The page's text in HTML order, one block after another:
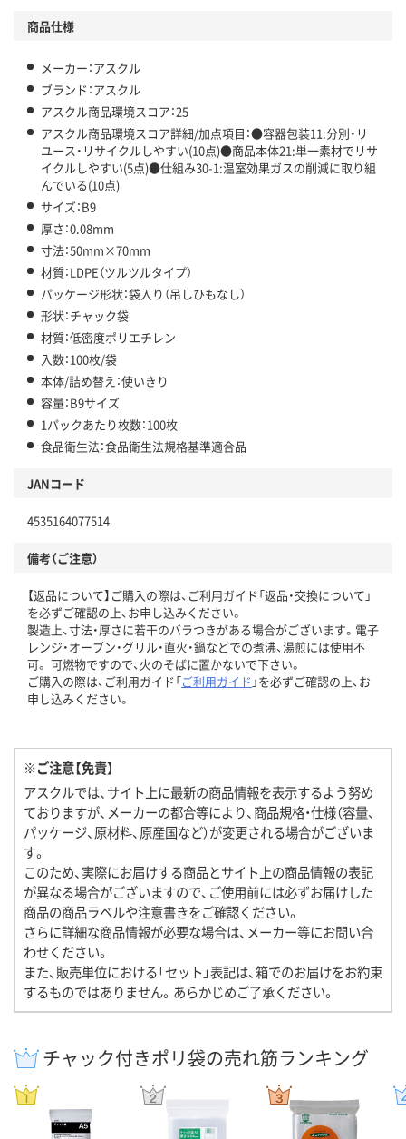
商品仕様
メーカー：アスクル
ブランド：アスクル
アスクル商品環境スコア：25
アスクル商品環境スコア詳細/加点項目：●容器包装11:分別・リ
ユース・リサイクルしやすい(10点)●商品本体21:単一素材でリサ
イクルしやすい(5点)●仕組み30-1:温室効果ガスの削減に取り組
んでいる(10点)
サイズ：B9
厚さ：0.08mm
寸法：50mm×70mm
材質：LDPE（ツルツルタイプ）
パッケージ形状：袋入り（吊しひもなし）
形状：チャック袋
材質：低密度ポリエチレン
入数：100枚/袋
本体/詰め替え：使いきり
容量：B9サイズ
1パックあたり枚数：100枚
食品衛生法：食品衛生法規格基準適合品
JANコード
4535164077514
備考（ご注意）
【返品について】ご購入の際は、ご利用ガイド「返品・交換について」
を必ずご確認の上、お申し込みください。
製造上、寸法・厚さに若干のバラつきがある場合がございます。電子
レンジ・オーブン・グリル・直火・鍋などでの煮沸、湯煎には使用不
可。 可燃物ですので、火のそばに置かないで下さい。
ご購入の際は、ご利用ガイド「ご利用ガイド 」を必ずご確認の上、お
申し込みください。
※ご注意【免責】
アスクルでは、サイト上に最新の商品情報を表示するよう努め
ておりますが、メーカーの都合等により、商品規格・仕様（容量、
パッケージ、原材料、原産国など）が変更される場合がございま
す。
このため、実際にお届けする商品とサイト上の商品情報の表記
が異なる場合がございますので、ご使用前には必ずお届けした
商品の商品ラベルや注意書きをご確認ください。
さらに詳細な商品情報が必要な場合は、メーカー等にお問い合
わせください。
また、販売単位における「セット」表記は、箱でのお届けをお約束
するものではありません。あらかじめご了承ください。
チャック付きポリ袋の売れ筋ランキング